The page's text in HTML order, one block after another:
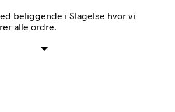
beliggende i Slagelse hvor vi
alle ordre.